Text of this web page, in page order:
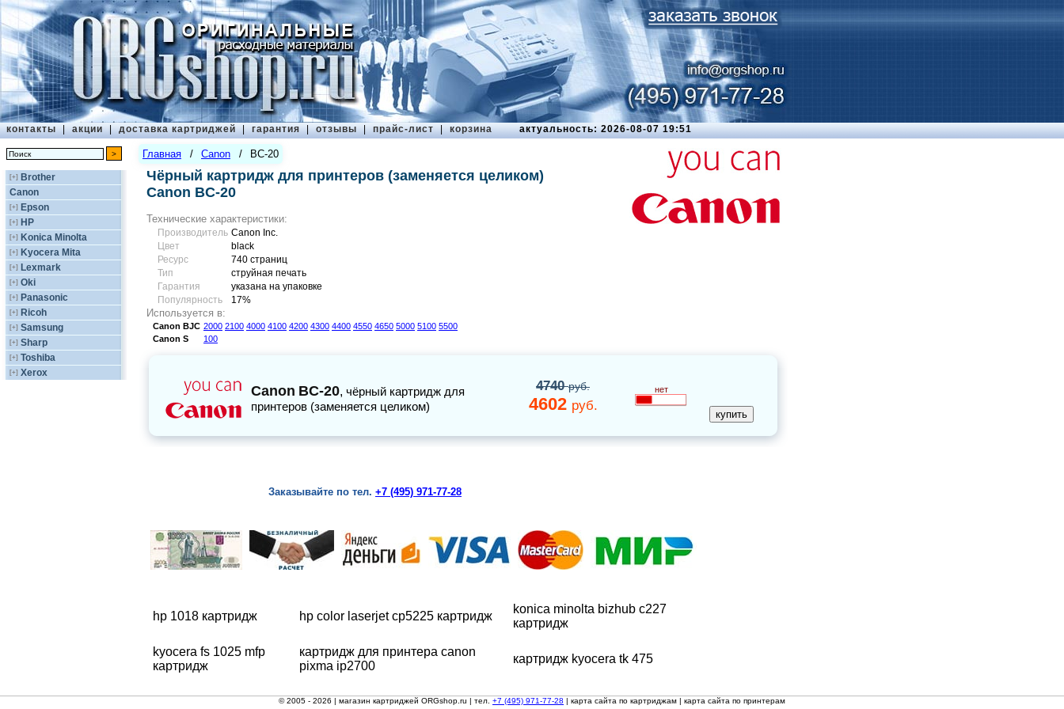
контакты | акции | доставка картриджей | гарантия | отзывы | прайс-лист | корзина актуальность: 2026-08-07 19:51
[+] Brother
Canon
[+] Epson
[+] HP
[+] Konica Minolta
[+] Kyocera Mita
[+] Lexmark
[+] Oki
[+] Panasonic
[+] Ricoh
[+] Samsung
[+] Sharp
[+] Toshiba
[+] Xerox
Главная / Canon / BC-20
Чёрный картридж для принтеров (заменяется целиком)
Canon BC-20
Технические характеристики:
Производитель Canon Inc.
Цвет
black
Ресурс
740 страниц
Тип
струйная печать
Гарантия
указана на упаковке
Популярность
17%
Используется в:
Canon BJC 2000 2100 4000 4100 4200 4300 4400 4550 4650 5000 5100 5500
Canon S 100
Canon BC-20, чёрный картридж для
принтеров (заменяется целиком)
4740руб.
4602 руб.
нет
Заказывайте по тел. +7 (495) 971-77-28
hp 1018 картридж hp color laserjet cp5225 картридж
konica minolta bizhub c227
картридж
kyocera fs 1025 mfp
картридж
картридж для принтера canon
pixma ip2700
картридж kyocera tk 475
© 2005 - 2026 | магазин картриджей ORGshop.ru | тел. +7 (495) 971-77-28 | карта сайта по картриджам | карта сайта по принтерам